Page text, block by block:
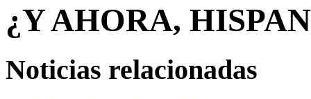
¿Y AHORA,
Noticias relacionadas